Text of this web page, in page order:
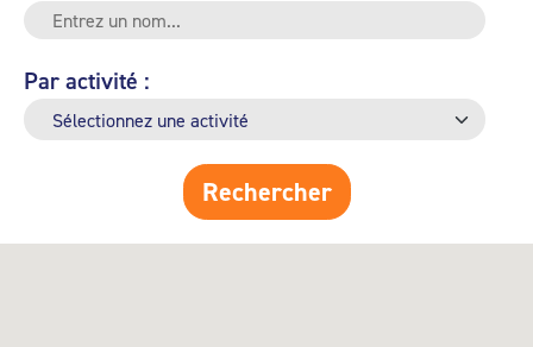
Par activité :